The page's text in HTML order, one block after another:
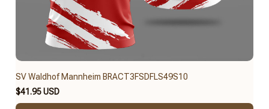
SV Waldhof Mannheim BRACT3FSDFLS49S10
$41.95 USD